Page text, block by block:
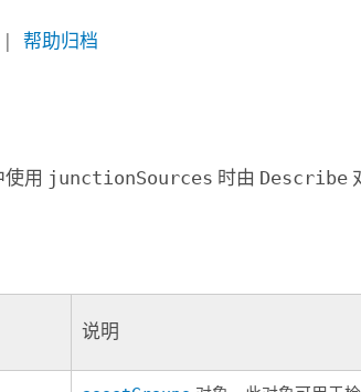
帮助归档
用 junctionSources 时由 Describe
说明